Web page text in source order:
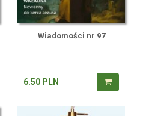
Wiadomości nr 97
6.50 PLN